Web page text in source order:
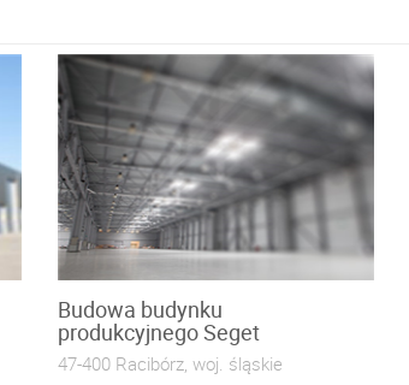
Budowa budynku
produkcyjnego Seget
47-400 Racibórz, woj. śląskie